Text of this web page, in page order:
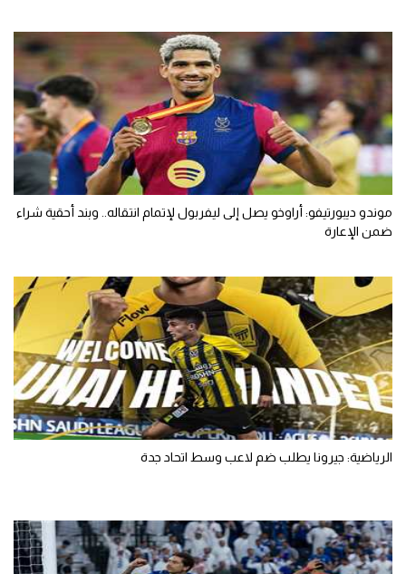
موندو ديبورتيفو: أراوخو يصل إلى ليفربول لإتمام انتقاله.. وبند أحقية شراء
ضمن الإعارة
الرياضية: جيرونا يطلب ضم لاعب وسط اتحاد جدة